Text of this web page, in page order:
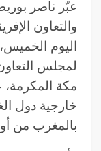
عبّر ناصر
والتعاون
اليوم
لمجلس
مكة المكرمة،
خارجية دول
بالمغرب من